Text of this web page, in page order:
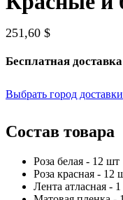
251,60 $
Бесплатная доставка
Выбрать город доставки
Состав товара
Роза белая - 12 шт
Роза красная - 12
Лента атласная -